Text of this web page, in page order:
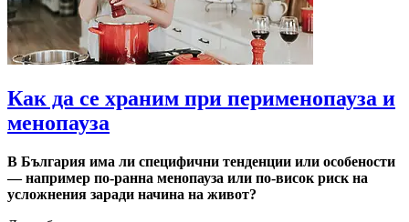
Как да се храним при перименопауза и
менопауза
В България има ли специфични тенденции или особености
— например по-ранна менопауза или по‐висок риск на
усложнения заради начина на живот?